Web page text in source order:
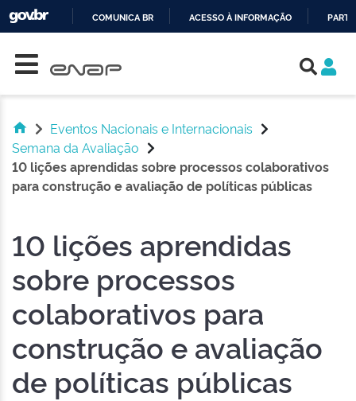
COMUNICA BR ACESSO À INFORMAÇÃO
Eventos Nacionais e Internacionais
Semana da Avaliação
10 lições aprendidas sobre processos colaborativos
para construção e avaliação de políticas públicas
10 lições aprendidas
sobre processos
colaborativos para
construção e avaliação
de políticas públicas